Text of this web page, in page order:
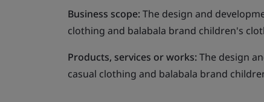
Business scope:The design and
clothing and balabala brand children's
Products, services or works:The design
casual clothing and balabala brand